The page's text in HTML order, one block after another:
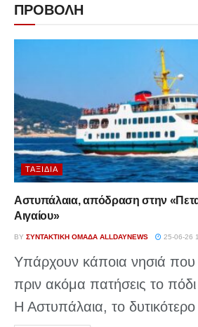
ΠΡΟΒΟΛΗ
ΤΑΞΊΔΙΑ
Αστυπάλαια, απόδραση στην
Αιγαίου»
BY ΣΥΝΤΑΚΤΙΚΉ ΟΜΆΔΑ ALLDAYNEWS 25-06-26
Υπάρχουν κάποια νησιά που
πριν ακόμα πατήσεις το
Η Αστυπάλαια, το